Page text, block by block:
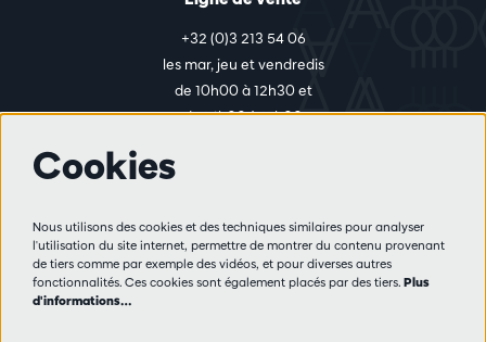
+32 (0)3 213 54 06
les mar, jeu et vendredis
de 10h00 à 12h30 et
de 14h00 à 17h00
Règlement des visiteurs
Vie privée
Cookies
Nous utilisons des cookies et des techniques similaires pour analyser
l'utilisation du site internet, permettre de montrer du contenu provenant
de tiers comme par exemple des vidéos, et pour diverses autres
fonctionnalités. Ces cookies sont également placés par des tiers. Plus
d'informations…